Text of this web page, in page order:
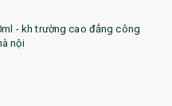
- kh trường cao đẳng công
nội